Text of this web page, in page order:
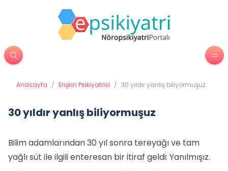
Anasayfa / Erişkin Psikiyatrisi / 30 yıldır yanlış biliyormuşuz
30 yıldır yanlış biliyormuşuz
Bilim adamlarından 30 yıl sonra tereyağı ve tam
yağlı süt ile ilgili enteresan bir itiraf geldi: Yanılmışız.